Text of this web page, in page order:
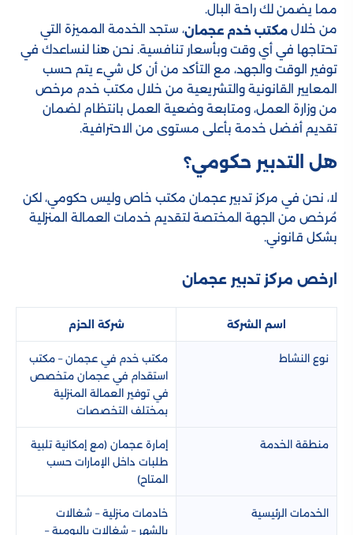
مما يضمن لك راحة البال.
من خلال مكتب خدم عجمان، ستجد الخدمة المميزة التي
تحتاجها في أي وقت وبأسعار تنافسية. نحن هنا لنساعدك في
توفير الوقت والجهد، مع التأكد من أن كل شيء يتم حسب
المعايير القانونية والتشريعية من خلال مكتب خدم مرخص
من وزارة العمل، ومتابعة وضعية العمل بانتظام لضمان
تقديم أفضل خدمة بأعلى مستوى من الاحترافية.
هل التدبير حكومي؟
لا، نحن في مركز تدبير عجمان مكتب خاص وليس حكومي، لكن
مُرخص من الجهة المختصة لتقديم خدمات العمالة المنزلية
بشكل قانوني.
ارخص مركز تدبير عجمان
اسم الشركة شركة الحزم
نوع النشاط
مكتب خدم في عجمان – مكتب
استقدام في عجمان متخصص
في توفير العمالة المنزلية
بمختلف التخصصات
منطقة الخدمة
إمارة عجمان (مع إمكانية تلبية
طلبات داخل الإمارات حسب
المتاح)
الخدمات الرئيسية
خادمات منزلية – شغالات
بالشهر – شغالات باليومية –